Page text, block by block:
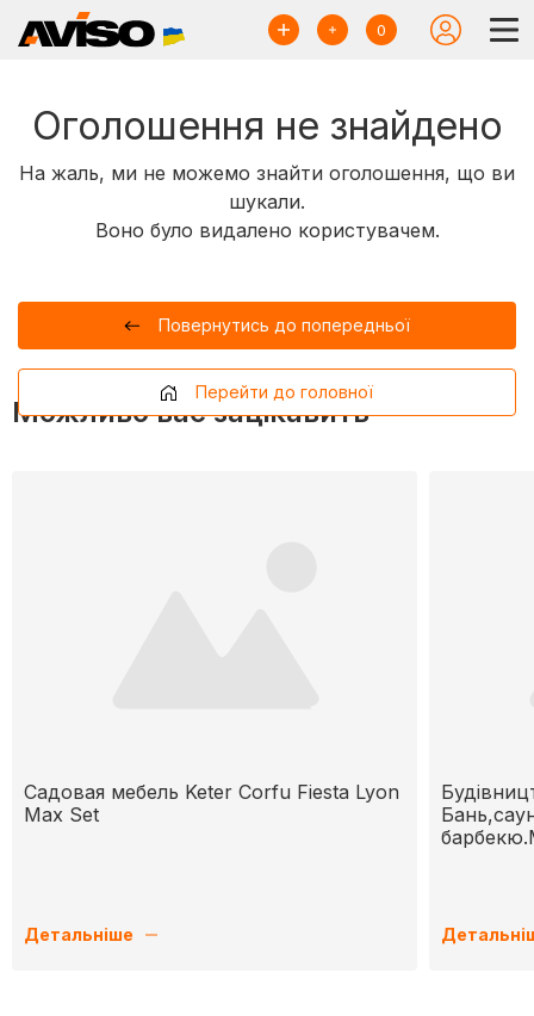
0
Оголошення не знайдено
На жаль, ми не можемо знайти оголошення, що ви
шукали.
Воно було видалено користувачем.
Повернутись до попередньої
Перейти до головної
Можливо вас зацікавить
Садовая мебель Keter Corfu Fiesta Lyon
Max Set
Детальніше